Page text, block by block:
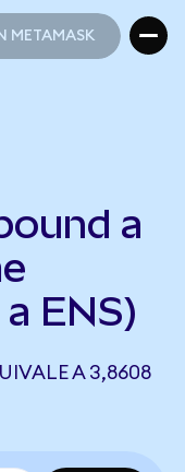
METAMASK
a
ENS)
A 3,8608